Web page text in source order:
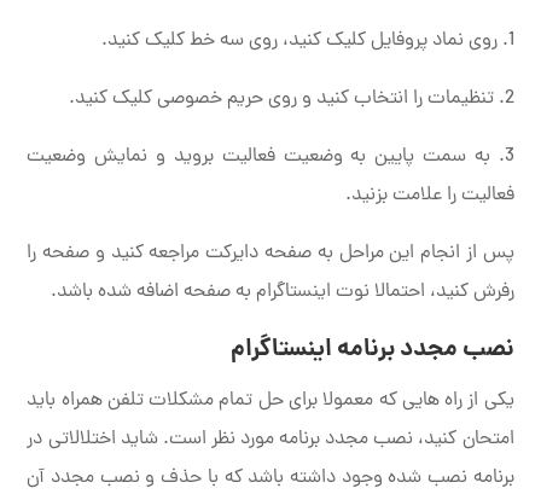
1. روی نماد پروفایل کلیک کنید، روی سه خط کلیک کنید.
2. تنظیمات را انتخاب کنید و روی حریم خصوصی کلیک کنید.
3. به سمت پایین به وضعیت فعالیت بروید و نمایش وضعیت
فعالیت را علامت بزنید.
پس از انجام این مراحل به صفحه دایرکت مراجعه کنید و صفحه را
رفرش کنید، احتمالا نوت اینستاگرام به صفحه اضافه شده باشد.
نصب مجدد برنامه اینستاگرام
یکی از راه هایی که معمولا برای حل تمام مشکلات تلفن همراه باید
امتحان کنید، نصب مجدد برنامه مورد نظر است. شاید اختلالاتی در
برنامه نصب شده وجود داشته باشد که با حذف و نصب مجدد آن